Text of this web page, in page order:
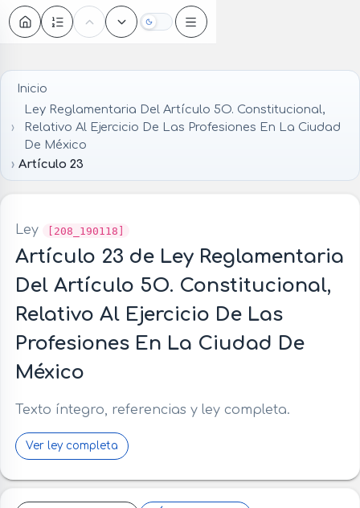
Oscuro
Inicio
Ley Reglamentaria Del Artículo 5O. Constitucional,
Relativo Al Ejercicio De Las Profesiones En La Ciudad
De México
Artículo 23
Ley [208_190118]
Artículo 23 de Ley Reglamentaria
Del Artículo 5O. Constitucional,
Relativo Al Ejercicio De Las
Profesiones En La Ciudad De
México
Texto íntegro, referencias y ley completa.
Ver ley completa